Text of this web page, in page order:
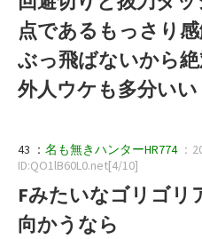
点であるもっさり
ぶっ飛ばないから
外人ウケも多分いい
43 ： 名も無きハンターHR774 ：
ID:QO1lB60L0.net[4/10]
Fみたいなゴリゴリ
向かうなら